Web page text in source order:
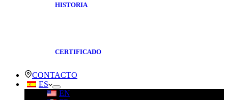
HISTORIA
CERTIFICADO
CONTACTO
ES
EN